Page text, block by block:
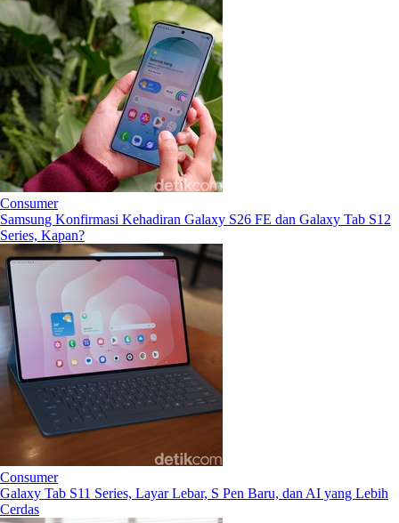
Consumer
Samsung Konfirmasi Kehadiran Galaxy S26 FE dan Galaxy Tab S12
Series, Kapan?
Consumer
Galaxy Tab S11 Series, Layar Lebar, S Pen Baru, dan AI yang Lebih
Cerdas